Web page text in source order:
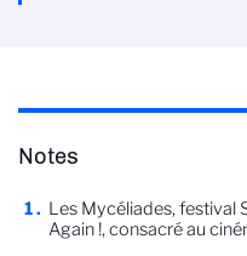
Notes
Les Mycéliades, festival
Again !, consacré au